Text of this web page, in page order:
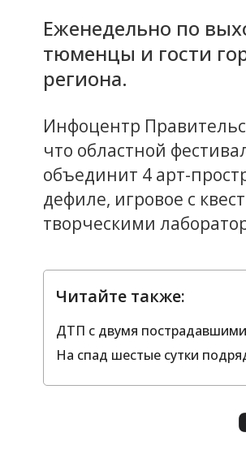
Еженедельно по
тюменцы и гости
региона.
Инфоцентр
что областной
объединит 4 арт-
дефиле, игровое с
творческими
Читайте также:
ДТП с двумя
На спад шестые сутки